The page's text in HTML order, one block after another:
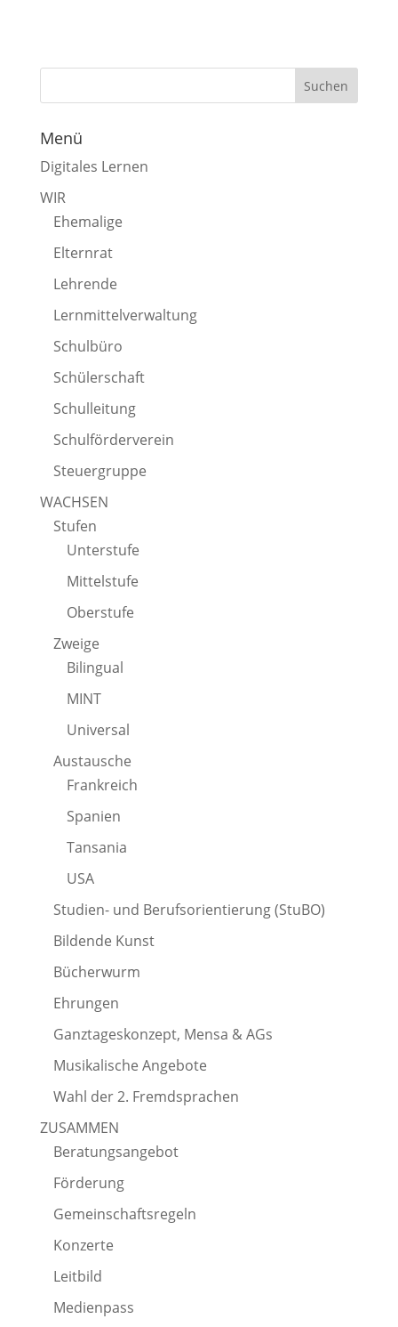
Menü
Digitales Lernen
WIR
Ehemalige
Elternrat
Lehrende
Lernmittelverwaltung
Schulbüro
Schülerschaft
Schulleitung
Schulförderverein
Steuergruppe
WACHSEN
Stufen
Unterstufe
Mittelstufe
Oberstufe
Zweige
Bilingual
MINT
Universal
Austausche
Frankreich
Spanien
Tansania
USA
Studien- und Berufsorientierung (StuBO)
Bildende Kunst
Bücherwurm
Ehrungen
Ganztageskonzept, Mensa & AGs
Musikalische Angebote
Wahl der 2. Fremdsprachen
ZUSAMMEN
Beratungsangebot
Förderung
Gemeinschaftsregeln
Konzerte
Leitbild
Medienpass